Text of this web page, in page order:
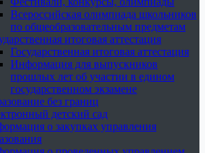
Всероссийская олимпиада школьников
по общеобразовательным предметам
итоговая аттестация
Государственная итоговая аттестация
Информация для выпускников
прошлых лет об участии в едином
государственном экзамене
без границ
детский сад
о закупках управления